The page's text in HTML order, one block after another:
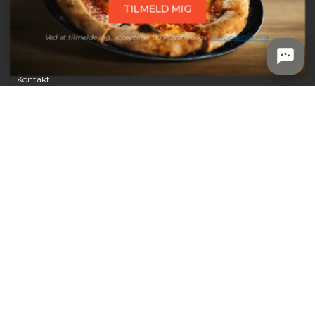
KUNDESERVICE
Kontakt
TILMELD MIG
Ved at tilmelde dig, accepterer du Pizzafredagspersondatapolitik.